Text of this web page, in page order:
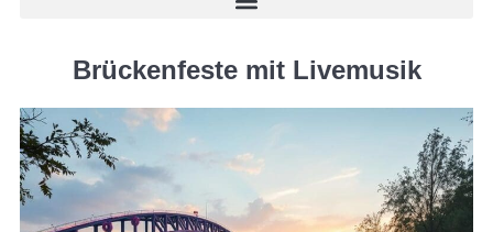
Brückenfeste mit Livemusik